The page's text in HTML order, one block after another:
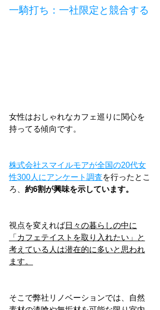
一騎打ち：一社限定と競合する
女性はおしゃれなカフェ巡りに関心を
持ってる傾向です。
株式会社スマイルモアが全国の20代女
性300人にアンケート調査を行ったとこ
ろ、 約6割が興味を示しています。
視点を変えれば日々の暮らしの中に
「カフェテイストを取り入れたい」と
考えている人は潜在的に多いと思われ
ます。
そこで弊社リノベーションでは、自然